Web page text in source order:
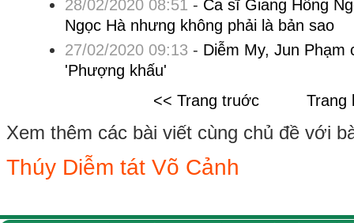
28/02/2020 08:51 - Ca sĩ Giang Hồng
Ngọc Hà nhưng không phải là bản sao
27/02/2020 09:13 - Diễm My, Jun Phạm
'Phượng khấu'
<< Trang truớc
Trang
Xem thêm các bài viết cùng chủ đề với
Thúy Diễm tát Võ Cảnh